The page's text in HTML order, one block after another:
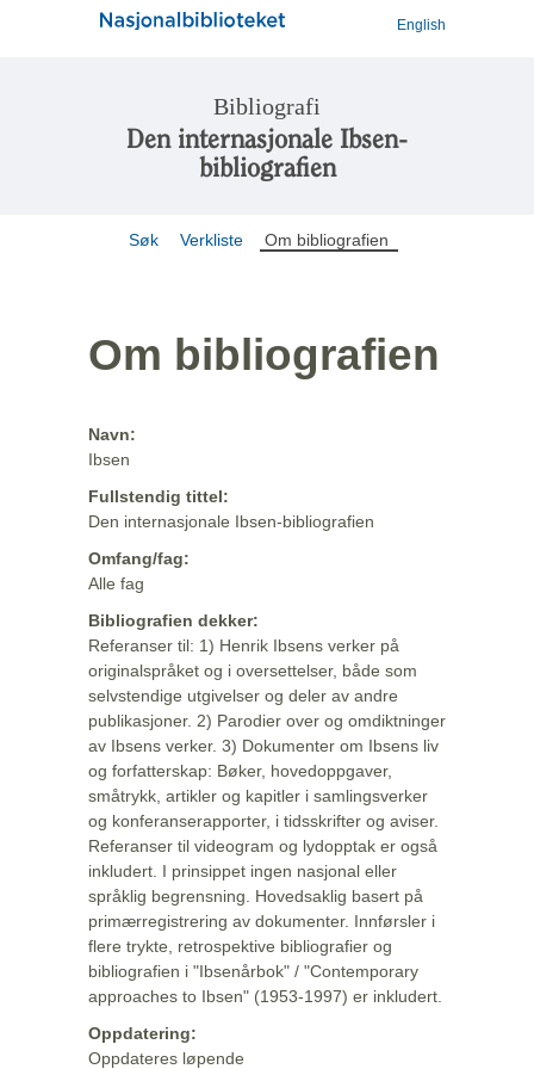
English
Bibliografi
Den internasjonale Ibsen-
bibliografien
Søk Verkliste Om bibliografien
Om bibliografien
Navn:
Ibsen
Fullstendig tittel:
Den internasjonale Ibsen-bibliografien
Omfang/fag:
Alle fag
Bibliografien dekker:
Referanser til: 1) Henrik Ibsens verker på
originalspråket og i oversettelser, både som
selvstendige utgivelser og deler av andre
publikasjoner. 2) Parodier over og omdiktninger
av Ibsens verker. 3) Dokumenter om Ibsens liv
og forfatterskap: Bøker, hovedoppgaver,
småtrykk, artikler og kapitler i samlingsverker
og konferanserapporter, i tidsskrifter og aviser.
Referanser til videogram og lydopptak er også
inkludert. I prinsippet ingen nasjonal eller
språklig begrensning. Hovedsaklig basert på
primærregistrering av dokumenter. Innførsler i
flere trykte, retrospektive bibliografier og
bibliografien i "Ibsenårbok" / "Contemporary
approaches to Ibsen" (1953-1997) er inkludert.
Oppdatering:
Oppdateres løpende